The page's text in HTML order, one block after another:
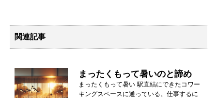
関連記事
まったくもって暑いのと諦め
まったくもって暑い 駅直結にできたコワー
キングスペースに通っている。仕事するに